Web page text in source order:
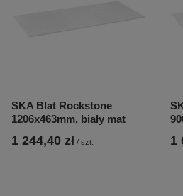
SKA Blat Rockstone
1206x463mm, biały mat
1 244,40 zł / szt. 1